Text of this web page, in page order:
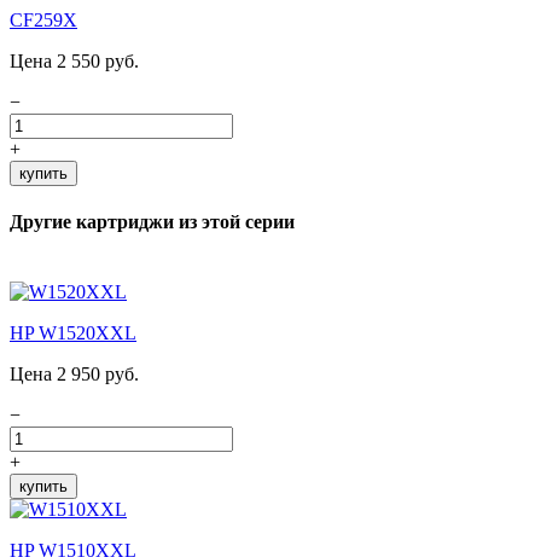
CF259X
Цена 2 550 руб.
−
+
купить
Другие картриджи из этой серии
HP W1520XXL
Цена 2 950 руб.
−
+
купить
HP W1510XXL